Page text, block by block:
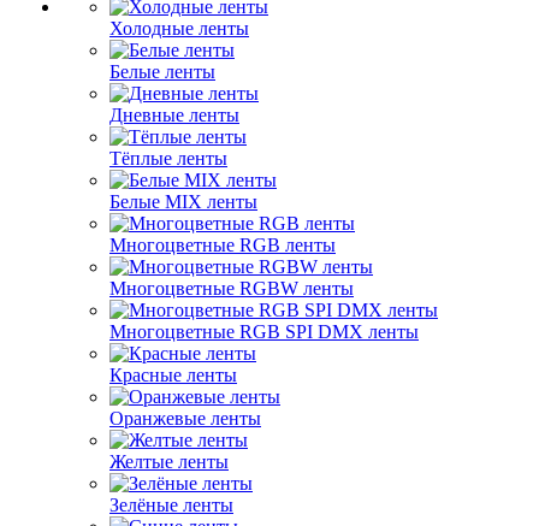
Холодные ленты
Белые ленты
Дневные ленты
Тёплые ленты
Белые MIX ленты
Многоцветные RGB ленты
Многоцветные RGBW ленты
Многоцветные RGB SPI DMX ленты
Красные ленты
Оранжевые ленты
Желтые ленты
Зелёные ленты